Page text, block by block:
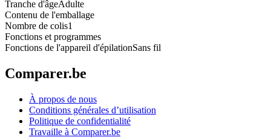
Tranche d'âgeAdulte
Contenu de l'emballage
Nombre de colis1
Fonctions et programmes
Fonctions de l'appareil d'épilationSans fil
Comparer.be
À propos de nous
Conditions générales d’utilisation
Politique de confidentialité
Travaille à Comparer.be